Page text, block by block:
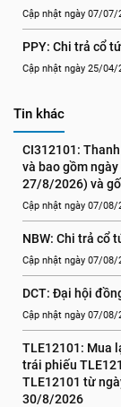
Cập nhật ngày 07/07/
PPY: Chi trả cổ
Cập nhật ngày 25/04/
Tin khác
CI312101:
và bao gồm
27/8/2026) và
Cập nhật ngày 07/08/
NBW: Chi trả cổ
Cập nhật ngày 07/08/
DCT: Đại hội
Cập nhật ngày 07/08/
TLE12101: Mua
trái phiếu
TLE12101 từ
30/8/2026